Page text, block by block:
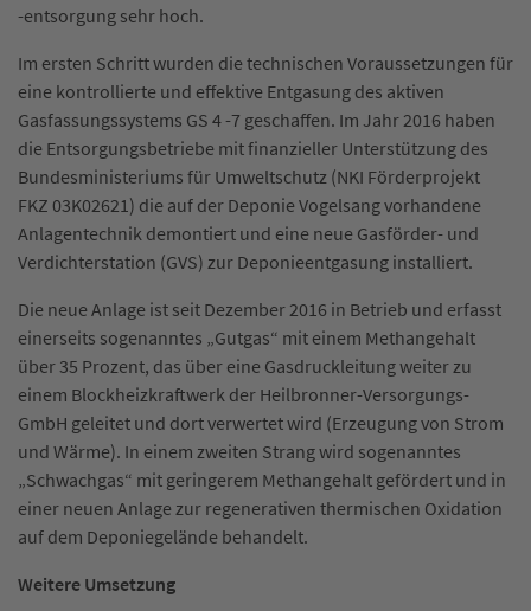
-entsorgung sehr hoch.
Im ersten Schritt wurden die technischen Voraussetzungen für
eine kontrollierte und effektive Entgasung des aktiven
Gasfassungssystems GS 4 -7 geschaffen. Im Jahr 2016 haben
die Entsorgungsbetriebe mit finanzieller Unterstützung des
Bundesministeriums für Umweltschutz (NKI Förderprojekt
FKZ 03K02621) die auf der Deponie Vogelsang vorhandene
Anlagentechnik demontiert und eine neue Gasförder- und
Verdichterstation (GVS) zur Deponieentgasung installiert.
Die neue Anlage ist seit Dezember 2016 in Betrieb und erfasst
einerseits sogenanntes „Gutgas“ mit einem Methangehalt
über 35 Prozent, das über eine Gasdruckleitung weiter zu
einem Blockheizkraftwerk der Heilbronner-Versorgungs-
GmbH geleitet und dort verwertet wird (Erzeugung von Strom
und Wärme). In einem zweiten Strang wird sogenanntes
„Schwachgas“ mit geringerem Methangehalt gefördert und in
einer neuen Anlage zur regenerativen thermischen Oxidation
auf dem Deponiegelände behandelt.
Weitere Umsetzung